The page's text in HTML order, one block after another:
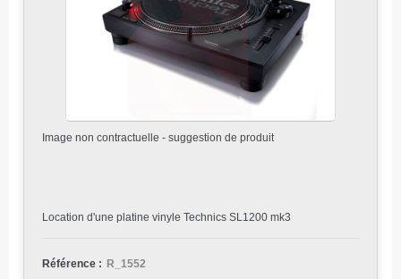
Image non contractuelle - suggestion de produit
Location d'une platine vinyle Technics SL1200 mk3
Référence : R_1552